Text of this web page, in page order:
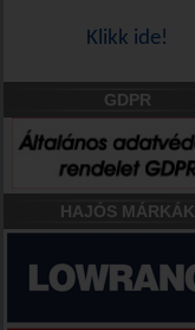
Klikk ide!
GDPR
HAJÓS MÁRKÁK